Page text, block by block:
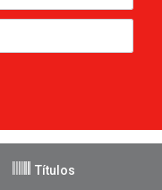
Títulos